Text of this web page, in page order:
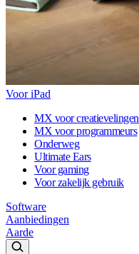
Voor iPad
MX voor creatievelingen
MX voor programmeurs
Onderweg
Ultimate Ears
Voor gaming
Voor zakelijk gebruik
Software
Aanbiedingen
Aarde